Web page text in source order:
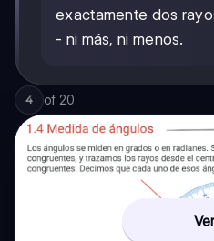
exactamente dos
- ni más, ni menos.
4 of 20
Ver